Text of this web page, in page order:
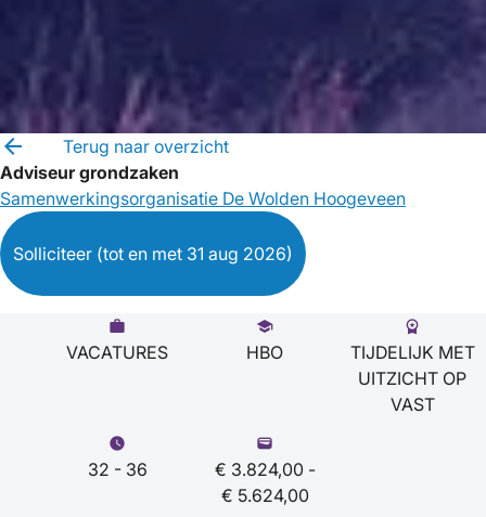
arrow_back
Terug naar overzicht
Adviseur grondzaken
Samenwerkingsorganisatie De Wolden Hoogeveen
Solliciteer (tot en met 31 aug 2026)
work
VACATURES
school
HBO
workspace_premium
TIJDELIJK MET
UITZICHT OP
VAST
watch_later
32 - 36
wallet
€ 3.824,00 -
€ 5.624,00